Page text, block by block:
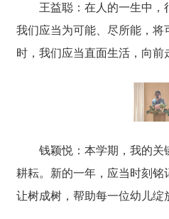
王益聪：在人的一生中，
我们应当为可能、尽所能，将
时，我们应当直面生活，向前
钱颖悦：本学期，我的关
耕耘。新的一年，应当时刻铭
让树成树，帮助每一位幼儿绽